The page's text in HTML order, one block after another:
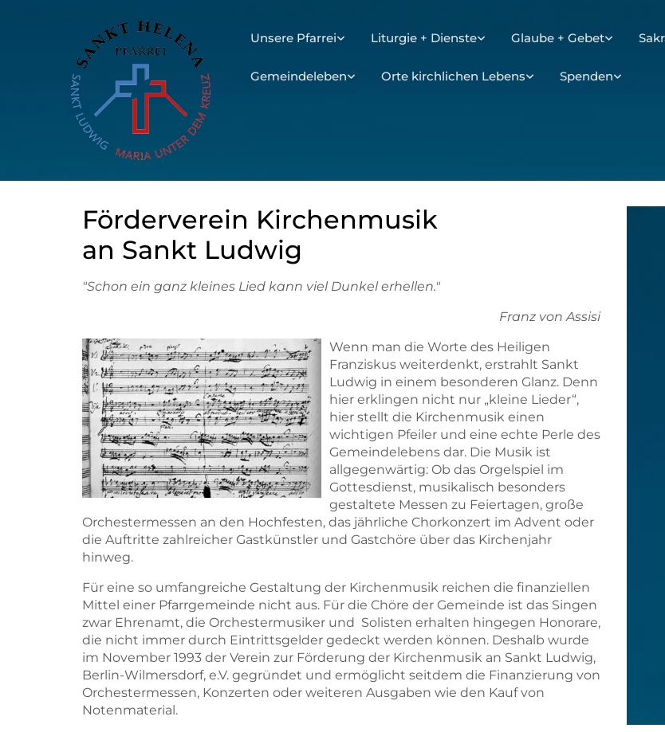
Unsere Pfarrei Liturgie + Dienste Glaube + Gebet
Gemeindeleben Orte kirchlichen Lebens Spenden
Förderverein Kirchenmusik
an Sankt Ludwig
"Schon ein ganz kleines Lied kann viel Dunkel erhellen."
Franz von Assisi
Wenn man die Worte des Heiligen
Franziskus weiterdenkt, erstrahlt Sankt
Ludwig in einem besonderen Glanz. Denn
hier erklingen nicht nur „kleine Lieder“,
hier stellt die Kirchenmusik einen
wichtigen Pfeiler und eine echte Perle des
Gemeindelebens dar. Die Musik ist
allgegenwärtig: Ob das Orgelspiel im
Gottesdienst, musikalisch besonders
gestaltete Messen zu Feiertagen, große
Orchestermessen an den Hochfesten, das jährliche Chorkonzert im Advent oder
die Auftritte zahlreicher Gastkünstler und Gastchöre über das Kirchenjahr
hinweg.
Für eine so umfangreiche Gestaltung der Kirchenmusik reichen die finanziellen
Mittel einer Pfarrgemeinde nicht aus. Für die Chöre der Gemeinde ist das Singen
zwar Ehrenamt, die Orchestermusiker und Solisten erhalten hingegen Honorare,
die nicht immer durch Eintrittsgelder gedeckt werden können. Deshalb wurde
im November 1993 der Verein zur Förderung der Kirchenmusik an Sankt Ludwig,
Berlin-Wilmersdorf, e.V. gegründet und ermöglicht seitdem die Finanzierung von
Orchestermessen, Konzerten oder weiteren Ausgaben wie den Kauf von
Notenmaterial.